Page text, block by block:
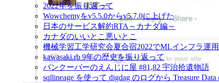
2022年を振り返って
Wowchemyをv5.5.0からv5.7.0に上げた
日本のサービス解約RTA～カナダ編～
カナダのいいとこ悪いとこ
機械学習工学研究会夏合宿2022でMLインフラ運
kawasaki.rb 9年の歴史を振り返って
バンクーバーのえんじに屋 #81,82 宇治拾遺物語
sqllineage を使って digdag のログから Treasure